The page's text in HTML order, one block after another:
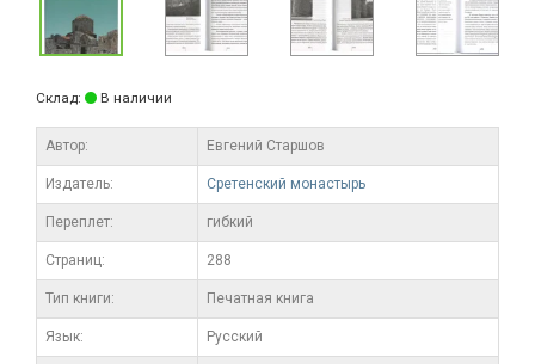
Склад: В наличии
Автор: Евгений Старшов
Издатель: Сретенский монастырь
Переплет: гибкий
Cтраниц: 288
Тип книги: Печатная книга
Язык: Русский